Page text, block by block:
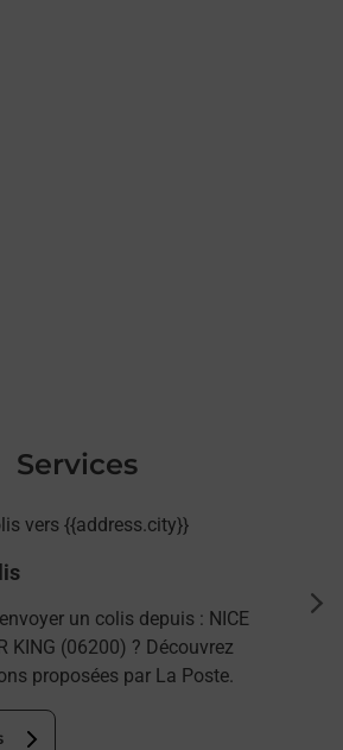
Services
un colis depuis : NICE
KING (06200) ? Découvrez
proposées par La Poste.